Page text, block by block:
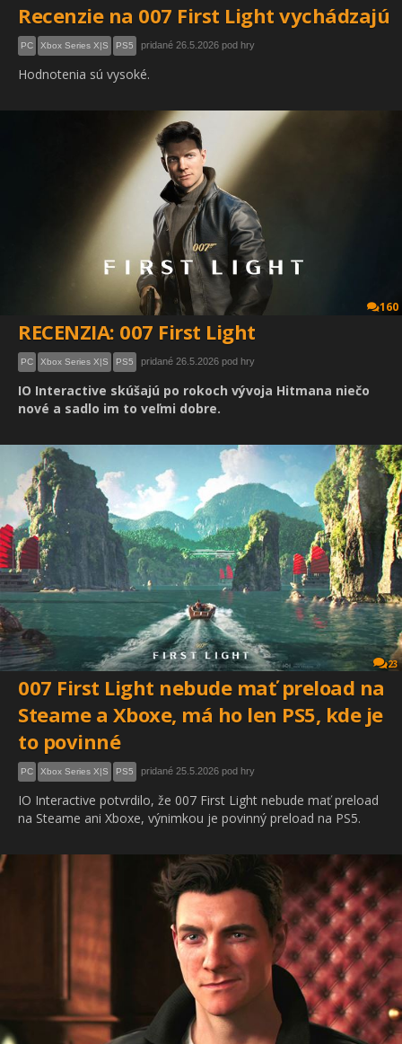
Recenzie na 007 First Light vychádzajú
PC Xbox Series X|S PS5 pridané 26.5.2026 pod hry
Hodnotenia sú vysoké.
160
RECENZIA: 007 First Light
PC Xbox Series X|S PS5 pridané 26.5.2026 pod hry
IO Interactive skúšajú po rokoch vývoja Hitmana niečo
nové a sadlo im to veľmi dobre.
23
007 First Light nebude mať preload na
Steame a Xboxe, má ho len PS5, kde je
to povinné
PC Xbox Series X|S PS5 pridané 25.5.2026 pod hry
IO Interactive potvrdilo, že 007 First Light nebude mať preload
na Steame ani Xboxe, výnimkou je povinný preload na PS5.